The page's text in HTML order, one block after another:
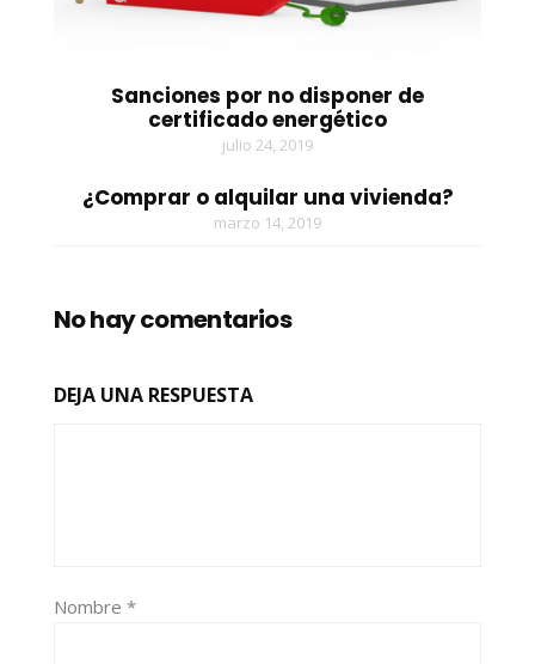
Sanciones por no disponer de
certificado energético
julio 24, 2019
¿Comprar o alquilar una vivienda?
marzo 14, 2019
No hay comentarios
DEJA UNA RESPUESTA
Nombre *